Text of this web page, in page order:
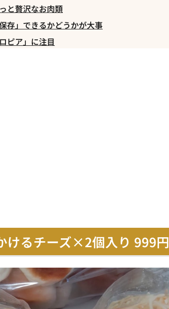
と贅沢なお肉類
存」できるかどうかが大事
ピア」に注目
けるチーズ×2個入り 999円